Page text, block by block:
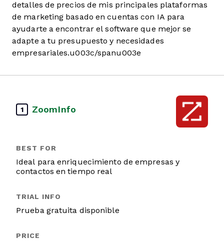
detalles de precios de mis principales plataformas
de marketing basado en cuentas con IA para
ayudarte a encontrar el software que mejor se
adapte a tu presupuesto y necesidades
empresariales.u003c/spanu003e
1 ZoomInfo
Ideal para enriquecimiento de empresas y
contactos en tiempo real
Prueba gratuita disponible